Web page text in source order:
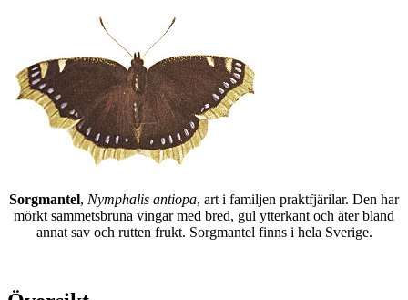
Sorgmantel, Nymphalis antiopa, art i familjen praktfjärilar. Den har
mörkt sammetsbruna vingar med bred, gul ytterkant och äter bland
annat sav och rutten frukt. Sorgmantel finns i hela Sverige.